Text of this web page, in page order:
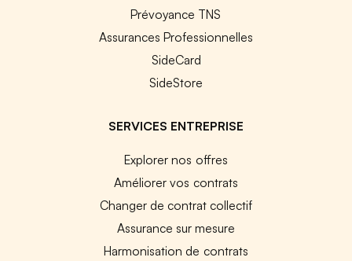
Prévoyance TNS
Assurances Professionnelles
SideCard
SideStore
SERVICES ENTREPRISE
Explorer nos offres
Améliorer vos contrats
Changer de contrat collectif
Assurance sur mesure
Harmonisation de contrats